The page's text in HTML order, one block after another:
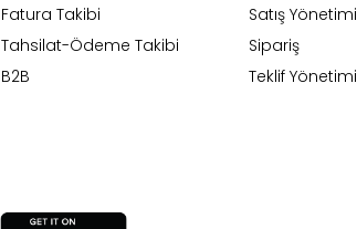
Fatura Takibi
Tahsilat-Ödeme Takibi
B2B
Satış Yönetimi
Sipariş
Teklif Yönetimi